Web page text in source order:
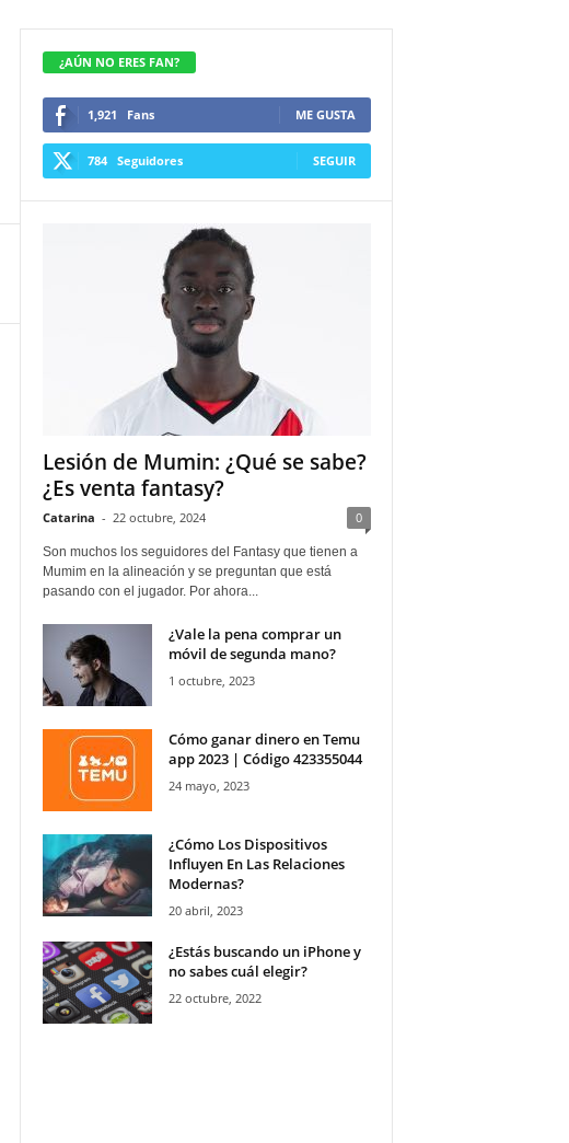
¿AÚN NO ERES FAN?
1,921 Fans ME GUSTA
784 Seguidores SEGUIR
Lesión de Mumin: ¿Qué se sabe?
¿Es venta fantasy?
Catarina - 22 octubre, 2024 0
Son muchos los seguidores del Fantasy que tienen a
Mumim en la alineación y se preguntan que está
pasando con el jugador. Por ahora...
¿Vale la pena comprar un
móvil de segunda mano?
1 octubre, 2023
Cómo ganar dinero en Temu
app 2023 | Código 423355044
24 mayo, 2023
¿Cómo Los Dispositivos
Influyen En Las Relaciones
Modernas?
20 abril, 2023
¿Estás buscando un iPhone y
no sabes cuál elegir?
22 octubre, 2022